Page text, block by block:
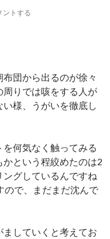
ントする
団から出るのが徐々
りでは咳をする人が
様、うがいを徹底し
何気なく触ってみる
という程絞めたのは2
グしているんですね
ので、まだまだ沈んで
していくと考えてお